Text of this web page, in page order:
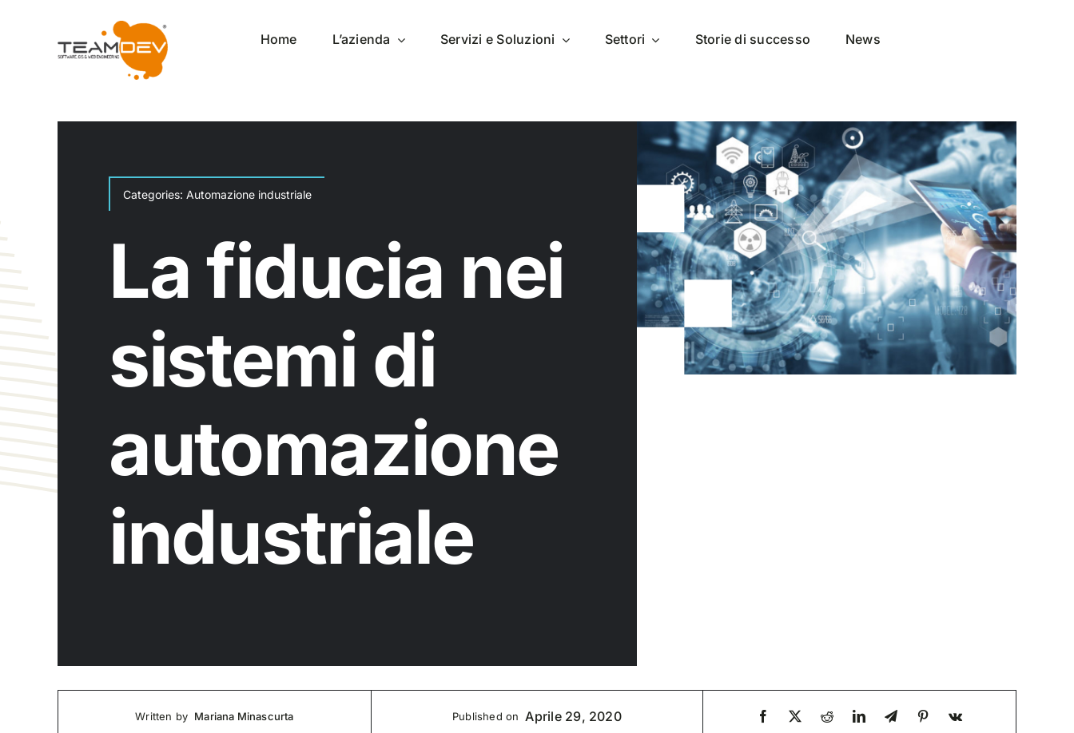
contenuto
Home L’azienda Servizi e Soluzioni Settori Storie di successo News
Categories: Automazione industriale
La fiducia nei
sistemi di
automazione
industriale
Written by Mariana Minascurta Published on Aprile 29, 2020